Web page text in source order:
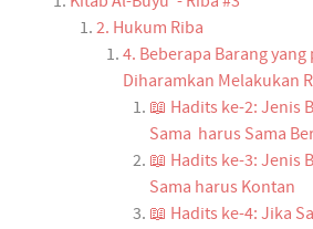
2. Hukum Riba
4. Beberapa Barang yang
Diharamkan Melakukan
📖 Hadits ke-2: Jenis
Sama harus Sama
📖 Hadits ke-3: Jenis
Sama harus Kontan
📖 Hadits ke-4: Jika